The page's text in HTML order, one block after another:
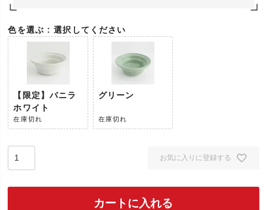
色を選ぶ 選択してください
【限定】バニラ
ホワイト
在庫切れ
グリーン
在庫切れ
お気に入りに登録する
カートに入れる